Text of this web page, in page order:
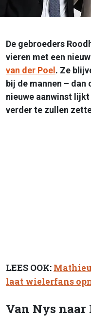
De gebroeders
vieren met een
van der Poel. Ze
bij de mannen – dan
nieuwe aanwinst
verder te zullen
LEES OOK:
laat wielerfans
Van Nys naar